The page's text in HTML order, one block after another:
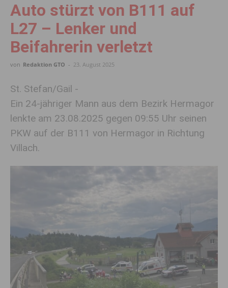
Auto stürzt von B111 auf
L27 – Lenker und
Beifahrerin verletzt
von Redaktion GTO - 23. August 2025
St. Stefan/Gail -
Ein 24-jähriger Mann aus dem Bezirk Hermagor
lenkte am 23.08.2025 gegen 09:55 Uhr seinen
PKW auf der B111 von Hermagor in Richtung
Villach.